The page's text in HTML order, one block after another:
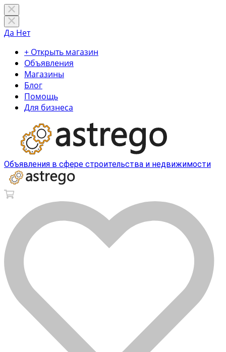
Да Нет
+ Открыть магазин
Объявления
Магазины
Блог
Помощь
Для бизнеса
Объявления в сфере строительства и недвижимости